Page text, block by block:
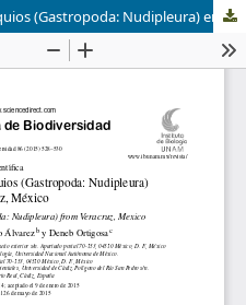
Nuevos registros de nudibranquios (Gastropoda: Nudipleura) en Veracruz, México